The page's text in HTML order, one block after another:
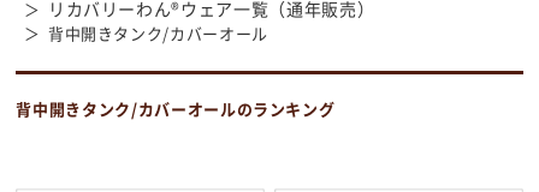
リカバリーわん®ウェア一覧（通年販売）
背中開きタンク/カバーオール
背中開きタンク/カバーオールのランキング